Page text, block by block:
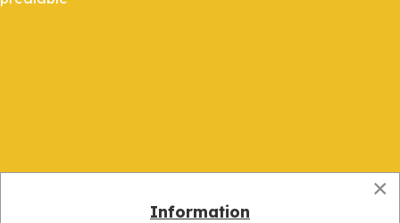
×
Information